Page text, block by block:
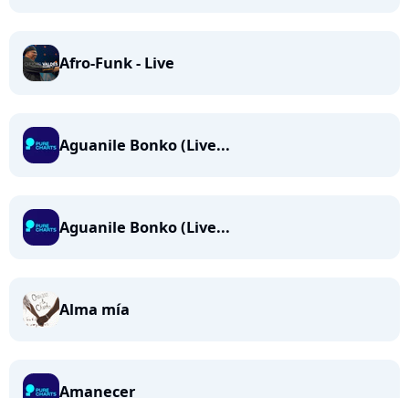
Afro-Funk - Live
Aguanile Bonko (Live...
Aguanile Bonko (Live...
Alma mía
Amanecer